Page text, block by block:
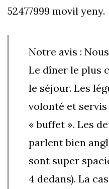
52477999 movil yeny.
Notre avis :
Le dîner le plus
le séjour. Les
volonté et servis
« buffet ». Les
parlent bien
sont super
4 dedans). La